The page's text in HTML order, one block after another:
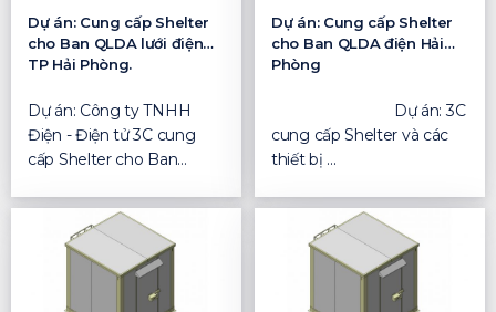
Dự án: Cung cấp Shelter
cho Ban QLDA lưới điện
TP Hải Phòng.
Dự án: Công ty TNHH
Điện - Điện tử 3C cung
cấp Shelter cho Ban
Phò...
Dự án: Cung cấp Shelter
cho Ban QLDA điện Hải
Phòng
Dự án: 3C
cung cấp Shelter và các
thiết bị ...